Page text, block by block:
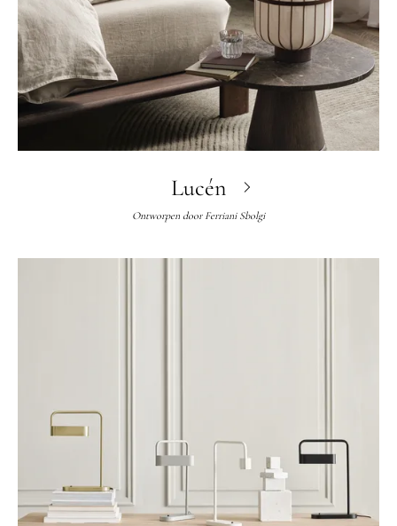
Lucén
Ontworpen door Ferriani Sbolgi